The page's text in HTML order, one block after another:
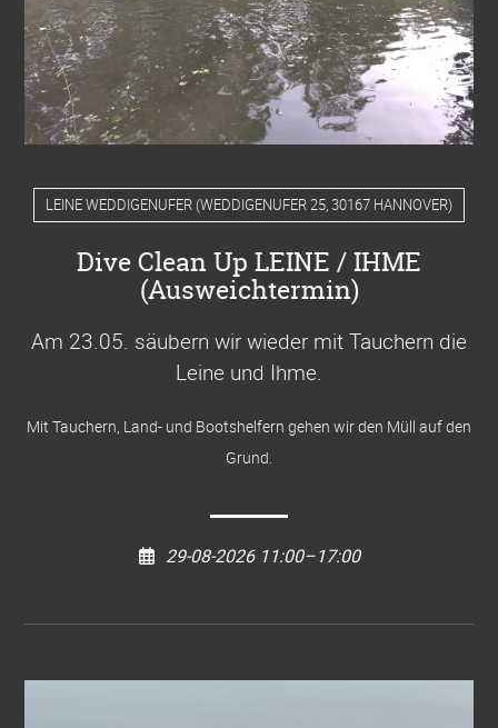
LEINE WEDDIGENUFER (WEDDIGENUFER 25, 30167 HANNOVER)
Dive Clean Up LEINE / IHME
(Ausweichtermin)
Am 23.05. säubern wir wieder mit Tauchern die
Leine und Ihme.
Mit Tauchern, Land- und Bootshelfern gehen wir den Müll auf den
Grund.
29-08-2026 11:00–17:00